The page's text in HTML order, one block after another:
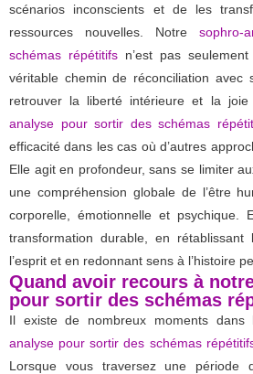
scénarios inconscients et de les
ressources nouvelles. Notre sophro-
schémas répétitifsn’est pas seulement
véritable chemin de réconciliation avec
retrouver la liberté intérieure et la
analyse pour sortir des schémas
efficacité dans les cas où d’autres
Elle agit en profondeur, sans se limiter
une compréhension globale de l’être
corporelle, émotionnelle et
transformation durable, en
l’esprit et en redonnant sens à l’histoire
Quand avoir recours à
pour sortir des schémas
Il existe de nombreux moments
analyse pour sortir des schémas
Lorsque vous traversez une période